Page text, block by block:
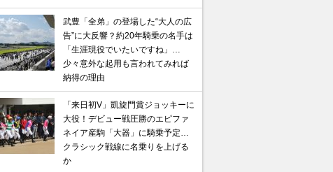
武豊「全弟」の登場した“大人の広
告”に大反響？約20年騎乗の名手は
「生涯現役でいたいですね」…
少々意外な起用も言われてみれば
納得の理由
「来日初V」凱旋門賞ジョッキーに
大役！デビュー戦圧勝のエピファ
ネイア産駒「大器」に騎乗予定…
クラシック戦線に名乗りを上げる
か